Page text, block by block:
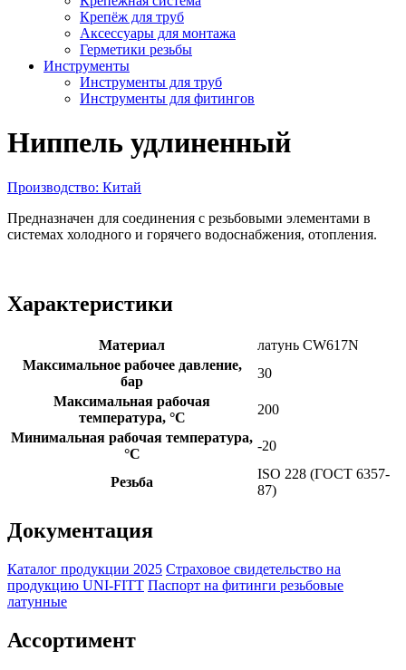
Крепёж для труб
Аксессуары для монтажа
Герметики резьбы
Инструменты
Инструменты для труб
Инструменты для фитингов
Ниппель удлиненный
Производство: Китай
Предназначен для соединения с резьбовыми элементами в
системах холодного и горячего водоснабжения, отопления.
Характеристики
Материал
латунь CW617N
Максимальное рабочее давление,
бар
30
Максимальная рабочая
температура, °С
200
Минимальная рабочая температура,
°C
-20
Резьба
ISO 228 (ГОСТ 6357-
87)
Документация
Каталог продукции 2025 Страховое свидетельство на
продукцию UNI-FITT Паспорт на фитинги резьбовые
латунные
Ассортимент